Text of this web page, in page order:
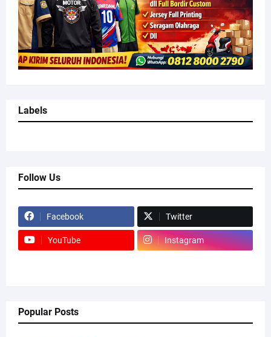
Labels
Follow Us
Facebook Twitter
YouTube Instagram
Popular Posts